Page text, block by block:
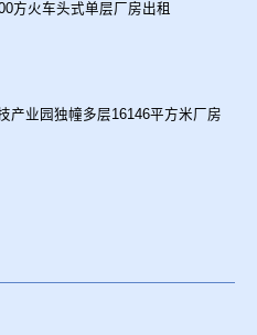
方火车头式单层厂房出租
产业园独幢多层16146平方米厂房